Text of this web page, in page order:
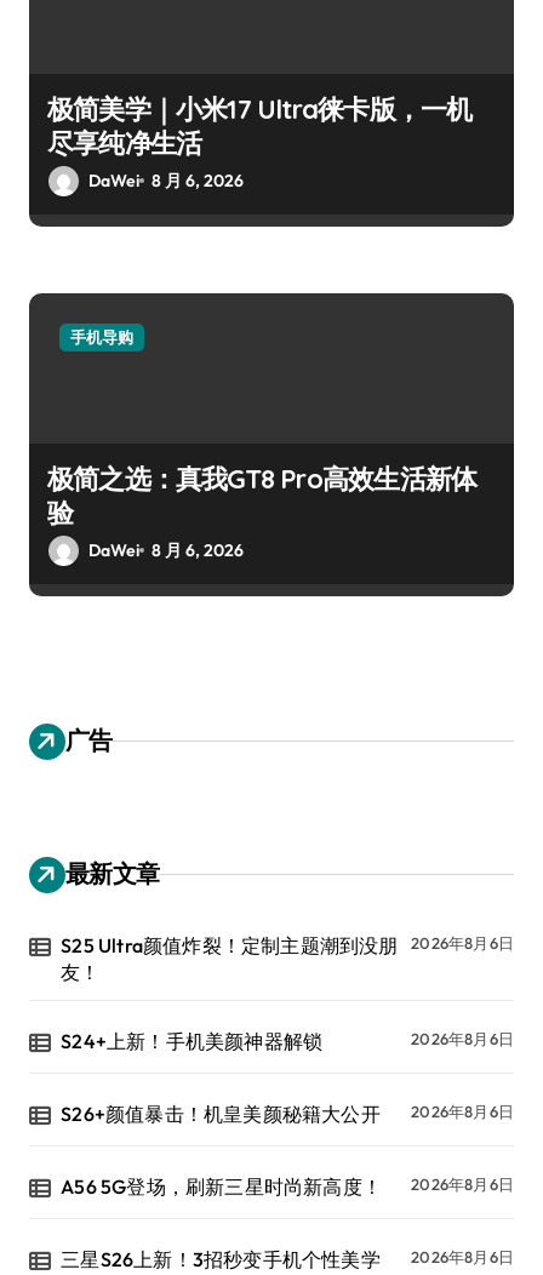
极简美学｜小米17 Ultra徕卡版，一机
尽享纯净生活
DaWei 8 月 6, 2026
手机导购
极简之选：真我GT8 Pro高效生活新体
验
DaWei 8 月 6, 2026
广告
最新文章
S25 Ultra颜值炸裂！定制主题潮到没朋
友！
2026年8月6日
S24+上新！手机美颜神器解锁 2026年8月6日
S26+颜值暴击！机皇美颜秘籍大公开 2026年8月6日
A56 5G登场，刷新三星时尚新高度！ 2026年8月6日
三星S26上新！3招秒变手机个性美学 2026年8月6日